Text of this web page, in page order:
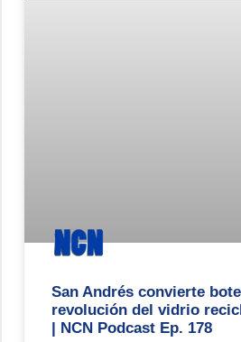
San Andrés convierte
revolución del vidrio
| NCN Podcast Ep. 178